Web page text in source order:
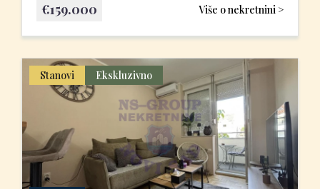
Više o nekretnini >
€159.000
Stanovi Ekskluzivno